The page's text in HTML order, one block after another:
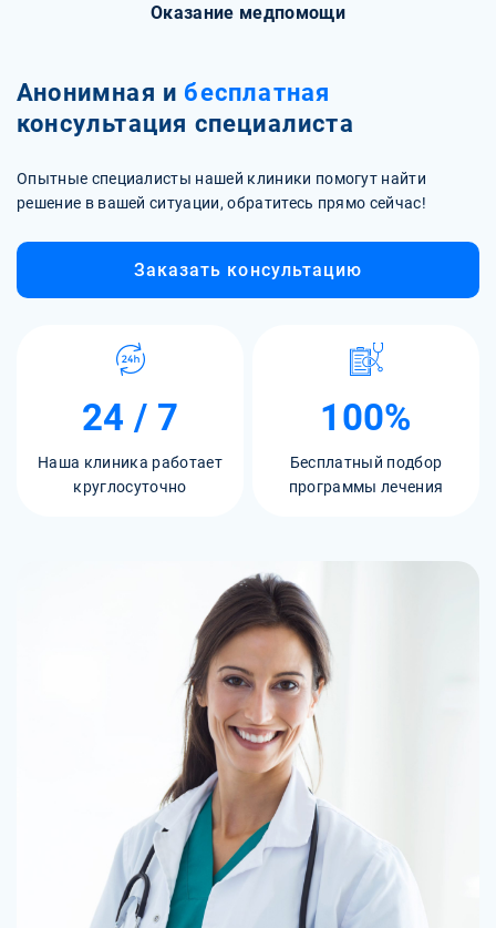
Оказание медпомощи
Анонимная и бесплатная
консультация специалиста
Опытные специалисты нашей клиники помогут найти
решение в вашей ситуации, обратитесь прямо сейчас!
Заказать консультацию
24 / 7
Наша клиника работает
круглосуточно
100%
Бесплатный подбор
программы лечения